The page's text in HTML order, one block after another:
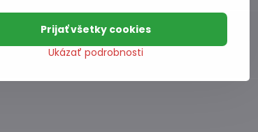
Ukázať podrobnosti
Prijať všetky cookies